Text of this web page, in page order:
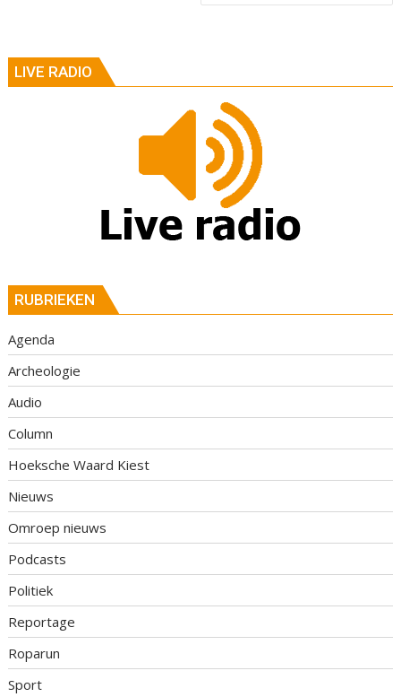
LIVE RADIO
RUBRIEKEN
Agenda
Archeologie
Audio
Column
Hoeksche Waard Kiest
Nieuws
Omroep nieuws
Podcasts
Politiek
Reportage
Roparun
Sport